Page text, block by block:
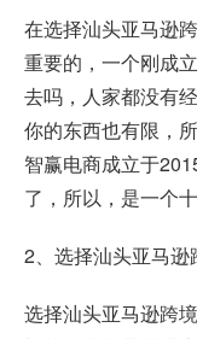
在选择汕头亚马逊
重要的，一个刚成
去吗，人家都没有
你的东西也有限，
智赢电商成立于
了，所以，是一个
2、选择汕头亚马
选择汕头亚马逊跨